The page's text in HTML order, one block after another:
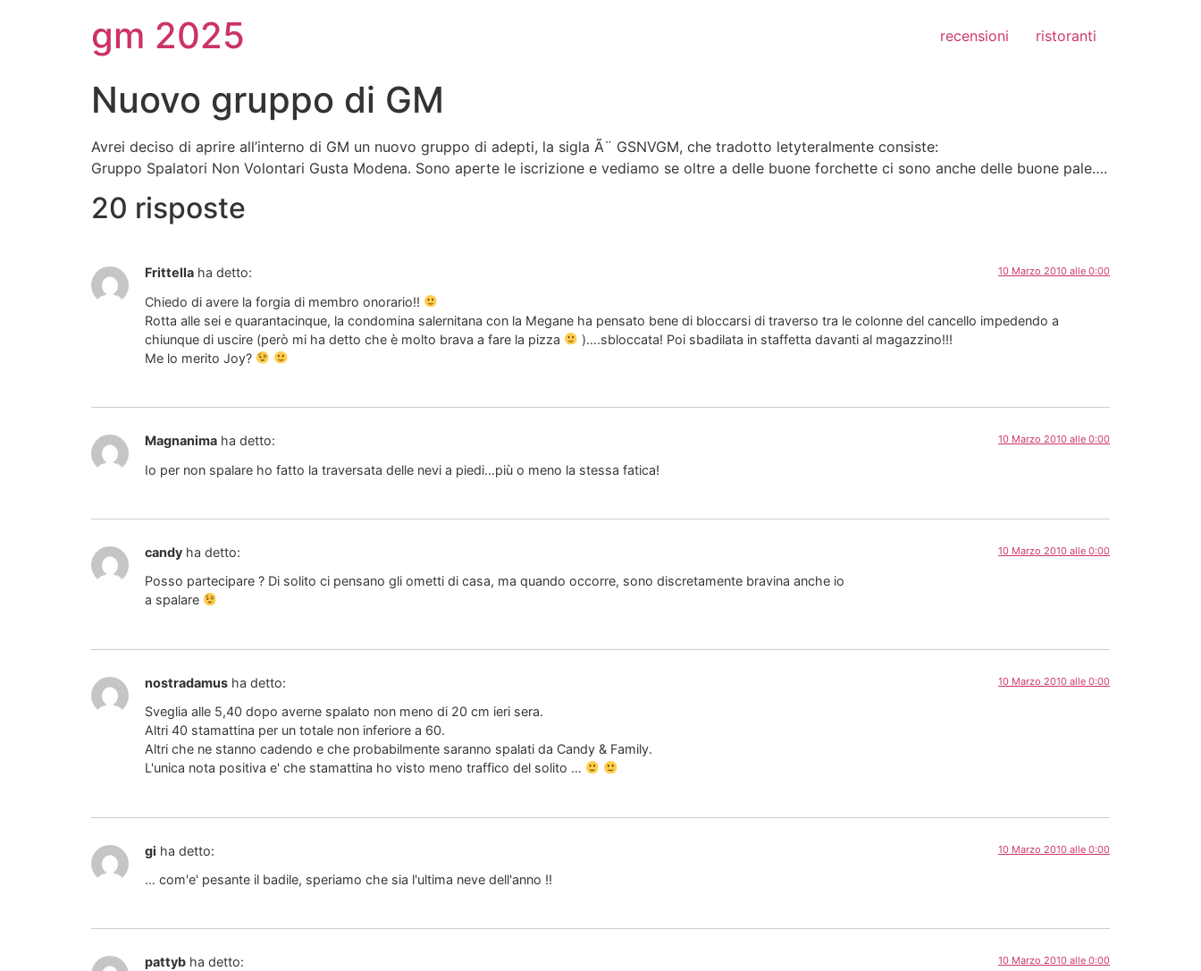
gm 2025 recensioni ristoranti
Nuovo gruppo di GM
Avrei deciso di aprire all’interno di GM un nuovo gruppo di adepti, la sigla Ã¨ GSNVGM, che tradotto letyteralmente consiste:
Gruppo Spalatori Non Volontari Gusta Modena. Sono aperte le iscrizione e vediamo se oltre a delle buone forchette ci sono anche delle buone pale….
20 risposte
Frittella ha detto: 10 Marzo 2010 alle 0:00
Chiedo di avere la forgia di membro onorario!!
Rotta alle sei e quarantacinque, la condomina salernitana con la Megane ha pensato bene di bloccarsi di traverso tra le colonne del cancello impedendo a
chiunque di uscire (però mi ha detto che è molto brava a fare la pizza
)….sbloccata! Poi sbadilata in staffetta davanti al magazzino!!!
Me lo merito Joy?
Magnanima ha detto: 10 Marzo 2010 alle 0:00
Io per non spalare ho fatto la traversata delle nevi a piedi…più o meno la stessa fatica!
candy ha detto: 10 Marzo 2010 alle 0:00
Posso partecipare ? Di solito ci pensano gli ometti di casa, ma quando occorre, sono discretamente bravina anche io
a spalare
nostradamus ha detto: 10 Marzo 2010 alle 0:00
Sveglia alle 5,40 dopo averne spalato non meno di 20 cm ieri sera.
Altri 40 stamattina per un totale non inferiore a 60.
Altri che ne stanno cadendo e che probabilmente saranno spalati da Candy & Family.
L'unica nota positiva e' che stamattina ho visto meno traffico del solito …
gi ha detto: 10 Marzo 2010 alle 0:00
… com'e' pesante il badile, speriamo che sia l'ultima neve dell'anno !!
pattyb ha detto: 10 Marzo 2010 alle 0:00